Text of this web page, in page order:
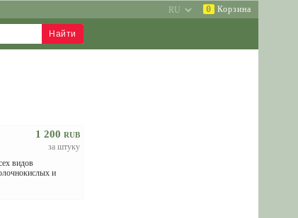
0 Корзина
1 200 RUB
за штуку
видoв
и